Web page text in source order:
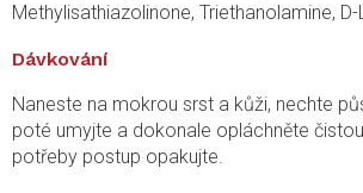
Methylisathiazolinone, Triethanolamine,
Dávkování
Naneste na mokrou srst a kůži, nechte
poté umyjte a dokonale opláchněte
potřeby postup opakujte.